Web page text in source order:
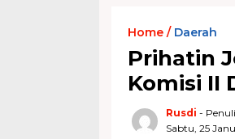
Home / Daerah
Prihatin
Komisi II
Rusdi -
Sabtu, 25